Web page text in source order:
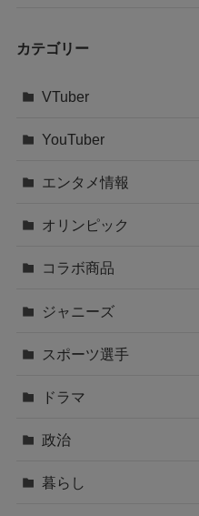
カテゴリー
VTuber
YouTuber
エンタメ情報
オリンピック
コラボ商品
ジャニーズ
スポーツ選手
ドラマ
政治
暮らし